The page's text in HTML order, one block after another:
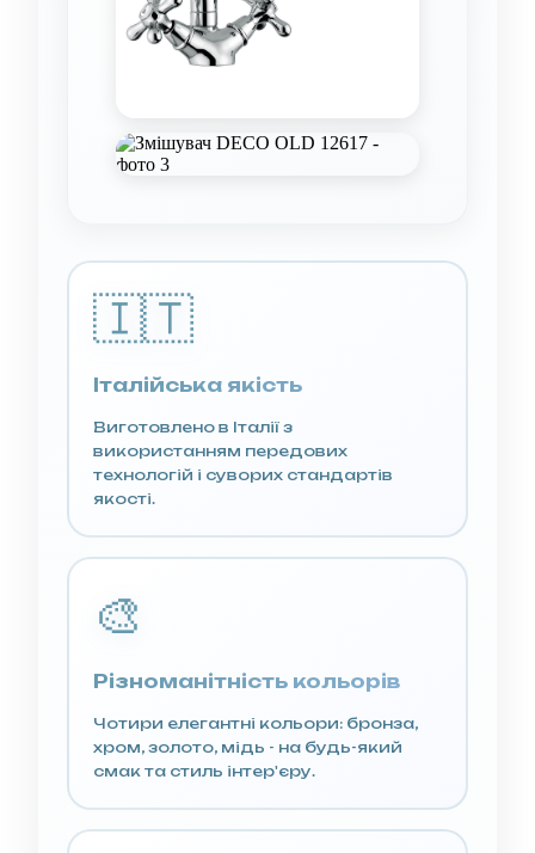
кольори
Тип виливу
Вилив 230 мм
розмір
Завантажити
🇮🇹
Італійська якість
Виготовлено в Італії з
використанням передових
технологій і суворих стандартів
якості.
🎨
Різноманітність кольорів
Чотири елегантні кольори: бронза,
хром, золото, мідь - на будь-який
смак та стиль інтер'єру.